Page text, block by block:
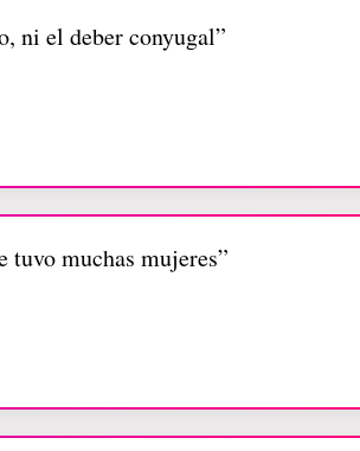
ni el deber conyugal”
tuvo muchas mujeres”